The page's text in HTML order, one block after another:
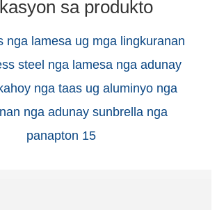
sa produkto